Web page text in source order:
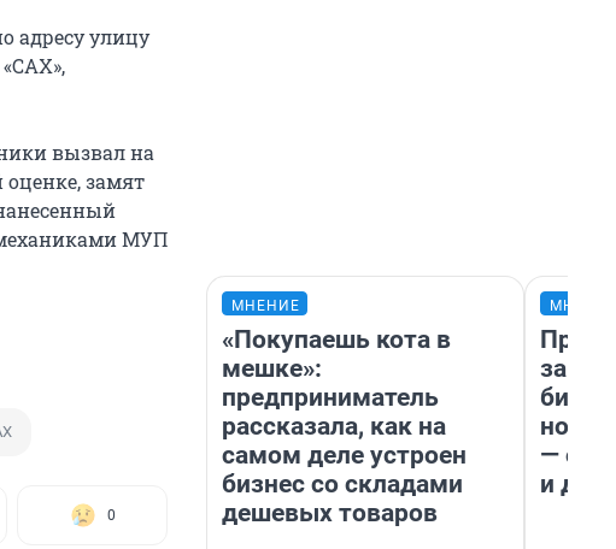
адресу улицу
вызвал на
замят
МУП
0
МНЕНИЕ
«Покупаешь кота в
мешке»:
предприниматель
рассказала, как на
самом деле устроен
бизнес со складами
дешевых товаров
— он
и